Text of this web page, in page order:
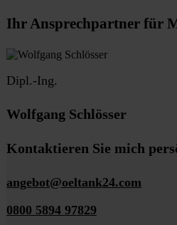
Ihr Ansprechpartner für
Dipl.-Ing.
Wolfgang Schlösser
Kontaktieren Sie mich
angebot@oeltank24.com
0800 5894 97829